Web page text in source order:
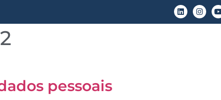
pessoais